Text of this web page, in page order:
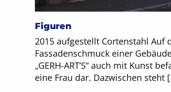
Figuren
2015 aufgestellt Cortenstahl Auf
Fassadenschmuck einer
„GERH-ART’S“ auch mit Kunst
eine Frau dar. Dazwischen steht